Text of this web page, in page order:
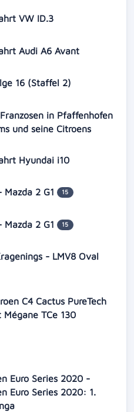
VW ID.3
Audi A6 Avant
16 (Staffel 2)
in Pfaffenhofen
und seine Citroens
Hyundai i10
2 G1 15
2 G1 15
- LMV8 Oval
C4 Cactus PureTech
Mégane TCe 130
Euro Series 2020 -
Euro Series 2020: 1.